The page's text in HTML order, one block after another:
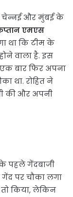
और मुंबई के
एमएस
था कि टीम के
वाला है. इस
बार फिर अपना
था. रोहित ने
की और अपनी
पहले गेंदबाजी
पर चौका लगा
किया, लेकिन